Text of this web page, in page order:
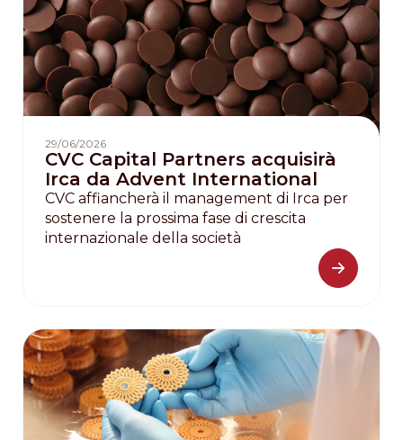
29/06/2026
CVC Capital Partners acquisirà
Irca da Advent International
CVC affiancherà il management di Irca per
sostenere la prossima fase di crescita
internazionale della società